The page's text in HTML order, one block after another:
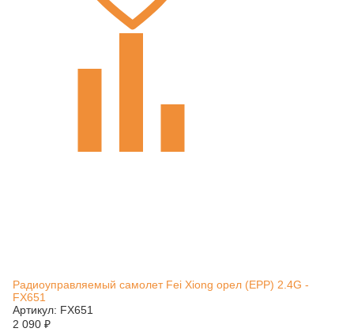
Радиоуправляемый самолет Fei Xiong орел (EPP) 2.4G -
FX651
Артикул: FX651
2 090 ₽